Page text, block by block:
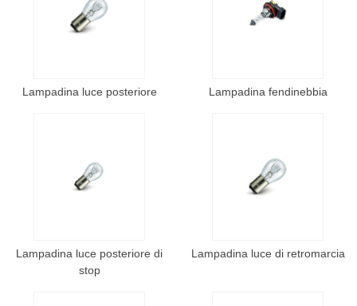
Lampadina luce posteriore Lampadina fendinebbia
Lampadina luce posteriore di
stop
Lampadina luce di retromarcia